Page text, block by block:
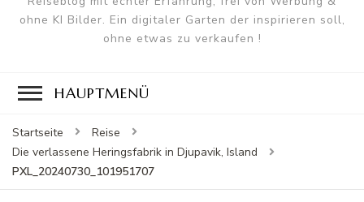
ohne KI Bilder. Ein digitaler Garten der inspirieren soll,
ohne etwas zu verkaufen !
HAUPTMENÜ
Startseite
Reise
Die verlassene Heringsfabrik in Djupavik, Island
PXL_20240730_101951707